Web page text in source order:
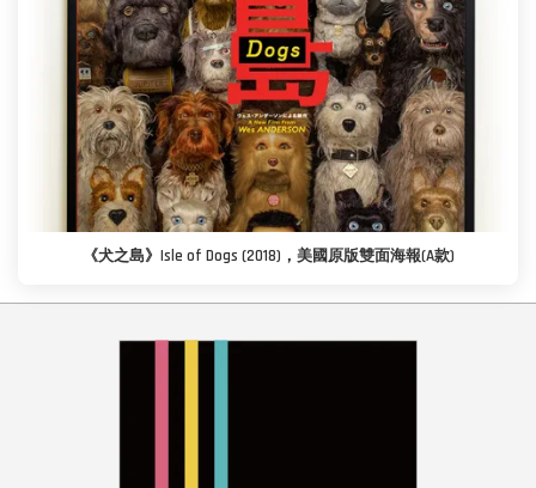
《犬之島》Isle of Dogs (2018)，美國原版雙面海報(A款)